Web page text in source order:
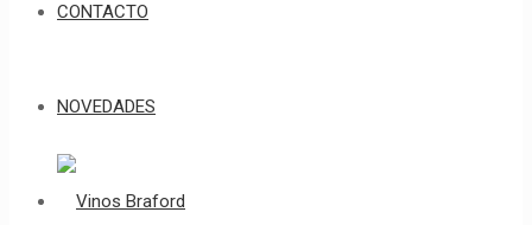
CONTACTO
NOVEDADES